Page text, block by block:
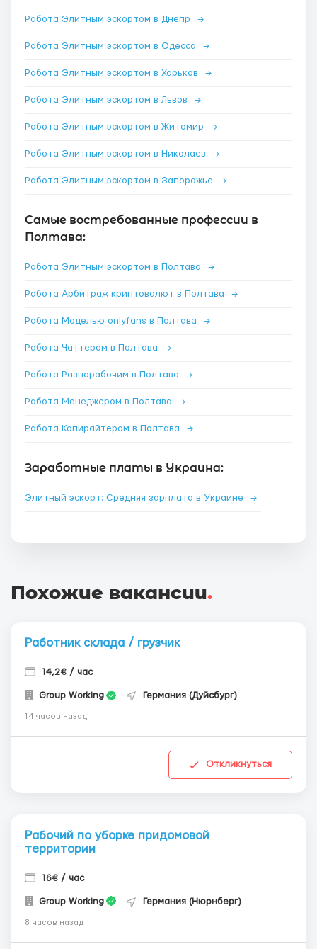
Работа Элитным эскортом в Днепр →
Работа Элитным эскортом в Одесса →
Работа Элитным эскортом в Харьков →
Работа Элитным эскортом в Львов →
Работа Элитным эскортом в Житомир →
Работа Элитным эскортом в Николаев →
Работа Элитным эскортом в Запорожье →
Самые востребованные профессии в
Полтава:
Работа Элитным эскортом в Полтава →
Работа Арбитраж криптовалют в Полтава →
Работа Моделью onlyfans в Полтава →
Работа Чаттером в Полтава →
Работа Разнорабочим в Полтава →
Работа Менеджером в Полтава →
Работа Копирайтером в Полтава →
Заработные платы в Украина:
Элитный эскорт: Средняя зарплата в Украине →
Похожие вакансии.
Работник склада / грузчик
14,2€ / час
Group Working Германия (Дуйсбург)
14 часов назад
Откликнуться
Рабочий по уборке придомовой
территории
16€ / час
Group Working Германия (Нюрнберг)
8 часов назад